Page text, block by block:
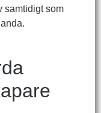
samtidigt som